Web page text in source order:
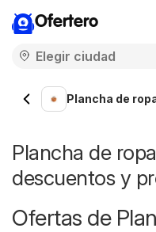
Ofertero
Plancha de
Plancha de
descuentos y
Ofertas de